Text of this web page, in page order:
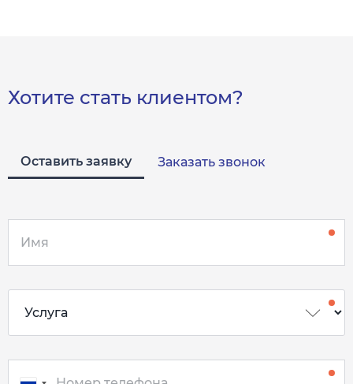
Хотите стать клиентом?
Оставить заявку Заказать звонок